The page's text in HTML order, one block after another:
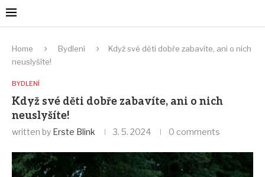
Home Bydlení
Když své děti dobře zabavíte, ani o nich
neuslyšíte!
BYDLENÍ
Když své děti dobře zabavíte, ani o nich
neuslyšíte!
written by Erste Blink 3. 5. 2024 0 comments